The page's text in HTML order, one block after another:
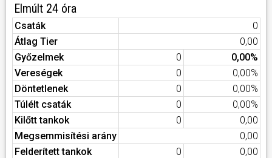
Elmúlt 24 óra
Csaták
0
Átlag Tier
0,00
Győzelmek
0
0,00%
Vereségek
0
0,00%
Döntetlenek
0
0,00%
Túlélt csaták
0
0,00%
Kilőtt tankok
0
0,00
Megsemmisítési arány
0,00
Felderített tankok
0
0,00